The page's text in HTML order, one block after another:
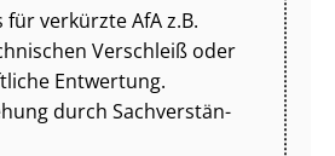
für verkürzte AfA z.B.
Verschleiß oder
Entwertung.
durch Sach­ver­stän­